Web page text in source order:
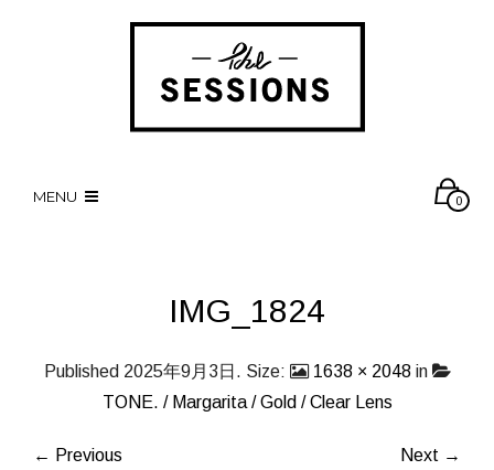
MENU 0
IMG_1824
Published 2025年9月3日 . Size: 1638 × 2048in
TONE. / Margarita / Gold / Clear Lens
← Previous Next →